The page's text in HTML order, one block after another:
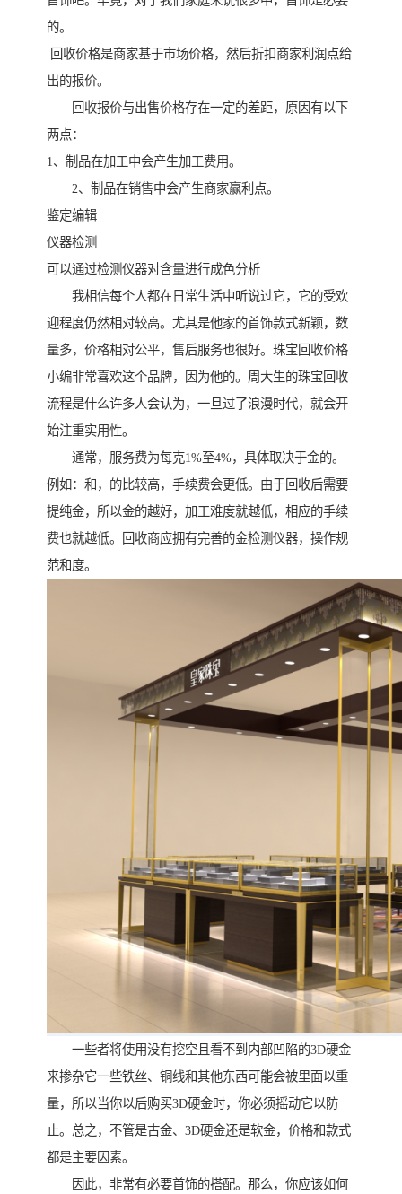
的。
回收价格是商家基于市场价格，然后折扣商家利润点给
出的报价。
回收报价与出售价格存在一定的差距，原因有以下
两点：
1、制品在加工中会产生加工费用。
2、制品在销售中会产生商家赢利点。
鉴定编辑
仪器检测
可以通过检测仪器对含量进行成色分析
我相信每个人都在日常生活中听说过它，它的受欢
迎程度仍然相对较高。尤其是他家的首饰款式新颖，数
量多，价格相对公平，售后服务也很好。珠宝回收价格
小编非常喜欢这个品牌，因为他的。周大生的珠宝回收
流程是什么许多人会认为，一旦过了浪漫时代，就会开
始注重实用性。
通常，服务费为每克1%至4%，具体取决于金的。
例如：和，的比较高，手续费会更低。由于回收后需要
提纯金，所以金的越好，加工难度就越低，相应的手续
费也就越低。回收商应拥有完善的金检测仪器，操作规
范和度。
一些者将使用没有挖空且看不到内部凹陷的3D硬金
来掺杂它一些铁丝、铜线和其他东西可能会被里面以重
量，所以当你以后购买3D硬金时，你必须摇动它以防
止。总之，不管是古金、3D硬金还是软金，价格和款式
都是主要因素。
因此，非常有必要首饰的搭配。那么，你应该如何